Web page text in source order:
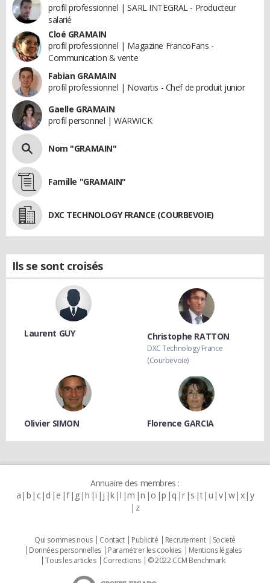
profil professionnel | SARL INTEGRAL - Producteur
salarié
Cloé GRAMAIN
profil professionnel | Magazine FrancoFans -
Communication & vente
Fabian GRAMAIN
profil professionnel | Novartis - Chef de produit junior
Gaelle GRAMAIN
profil personnel | WARWICK
Nom "GRAMAIN"
Famille "GRAMAIN"
DXC TECHNOLOGY FRANCE (COURBEVOIE)
Ils se sont croisés
Laurent GUY Christophe RATTON
DXC Technology France
(Courbevoie)
Olivier SIMON Florence GARCIA
Annuaire des membres :
a b c d e f g h i j k l m n o p q r s t u v w x y
z
Qui sommes nous Contact Publicité Recrutement
Societé
Données personnelles
Paramétrer les cookies
Mentions légales
Tous les articles
Corrections © 2022 CCM Benchmark